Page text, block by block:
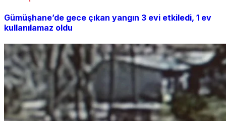
Gümüşhane’de gece çıkan yangın 3 evi etkiledi, 1 ev
kullanılamaz oldu